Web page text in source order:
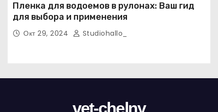
Пленка для водоемов в рулонах: Ваш гид
для выбора и применения
Окт 29, 2024 Studiohallo_
vet-chelny